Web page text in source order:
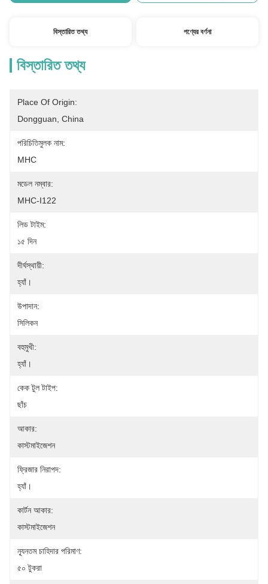
বিস্তারিত তথ্য পণ্যের বর্ণনা
বিস্তারিত তথ্য
Place Of Origin:
Dongguan, China
পরিচিতিমুলক নাম:
MHC
মডেল নম্বার:
MHC-I122
লিড টাইম:
১৫ দিন
দীর্ঘস্থায়ী:
হ্যাঁ।
উপাদান:
সিলিকন
বহুমুখী:
হ্যাঁ।
কেক টুল টাইপ:
ছাঁচ
আকার:
কাস্টমাইজেশন
ফ্রিজার নিরাপদ:
হ্যাঁ।
কার্টন আকার:
কাস্টমাইজেশন
ন্যূনতম চাহিদার পরিমাণ:
৫০ টুকরা